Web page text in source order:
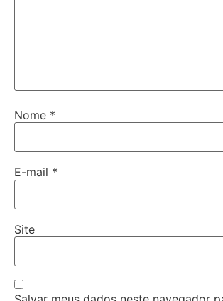
Nome *
E-mail *
Site